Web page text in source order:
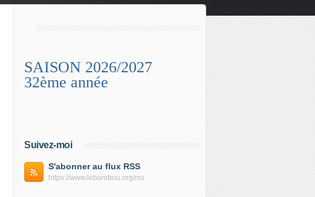
SAISON 2026/2027
32ème année
Suivez-moi
S'abonner au flux RSS
https://www.lebambou.org/rss